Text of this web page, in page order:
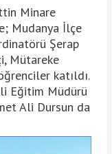
Minare
Mudanya İlçe
Şerap
Mütareke
katıldı.
Eğitim Müdürü
Ali Dursun da